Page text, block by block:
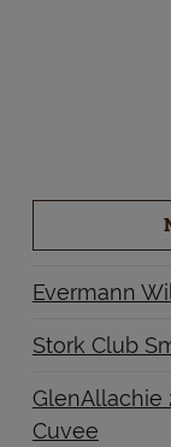
Evermann
Stork Club
GlenAllachie
Cuvee